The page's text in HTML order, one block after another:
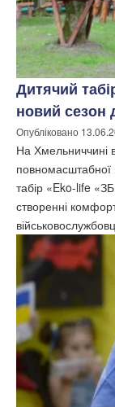
Дитячий
новий сезон
Опубліковано
На Хмельниччині
повномасштабної
табір «Eko-life
створенні